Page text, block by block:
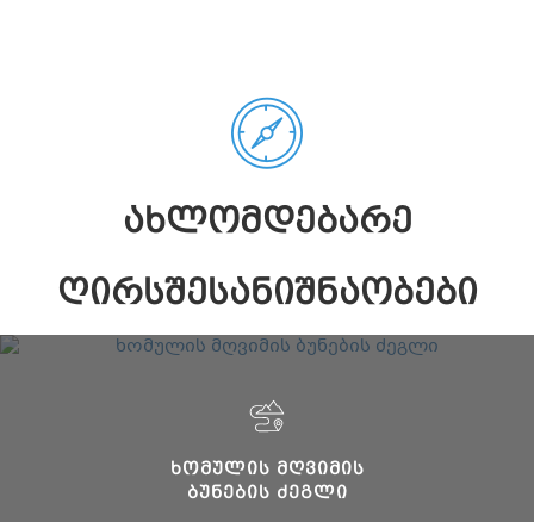
ᲐᲮᲚᲝᲛᲓᲔᲑᲐᲠᲔ
ᲦᲘᲠᲡᲨᲔᲡᲐᲜᲘᲨᲜᲐᲝᲑᲔᲑᲘ
ᲮᲝᲛᲣᲚᲘᲡ ᲛᲦᲕᲘᲛᲘᲡ
ᲑᲣᲜᲔᲑᲘᲡ ᲫᲔᲒᲚᲘ